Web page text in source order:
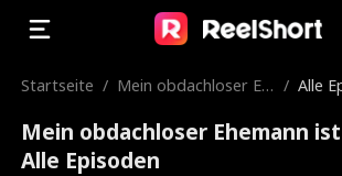
Startseite / Mein obdachloser Eh
r
/ Alle
Mein obdachloser Ehemann
Alle Episoden